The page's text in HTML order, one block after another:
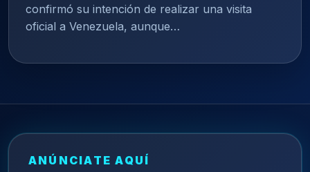
confirmó su intención de realizar una visita
oficial a Venezuela, aunque…
ANÚNCIATE AQUÍ